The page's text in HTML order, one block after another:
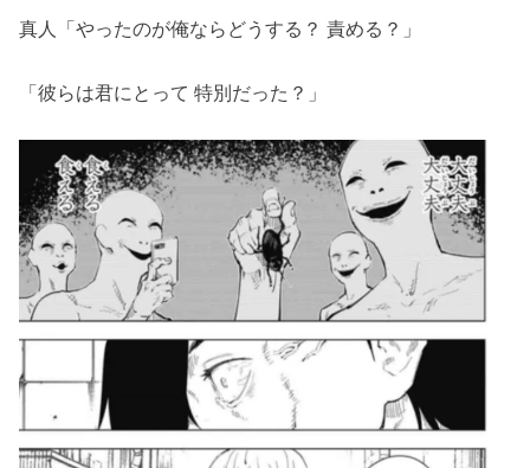
真人「やったのが俺ならどうする？ 責める？」
「彼らは君にとって 特別だった？」